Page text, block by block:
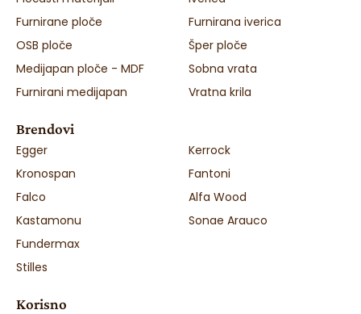
Furnirane ploče
OSB ploče
Medijapan ploče - MDF
Furnirani medijapan
Furnirana iverica
Šper ploče
Sobna vrata
Vratna krila
Brendovi
Egger
Kronospan
Falco
Kastamonu
Fundermax
Stilles
Kerrock
Fantoni
Alfa Wood
Sonae Arauco
Korisno